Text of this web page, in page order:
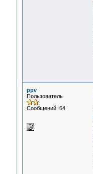
ppv
Пользователь
Сообщений: 64